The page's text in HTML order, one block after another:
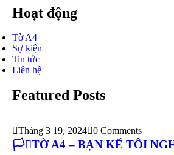
Hoạt động
Tờ A4
Sự kiện
Tin tức
Liên hệ
Featured Posts
Tháng 3 19, 2024 0 Comments
🏳️‍⚧️TỜ A4 – BẠN KỂ TÔI